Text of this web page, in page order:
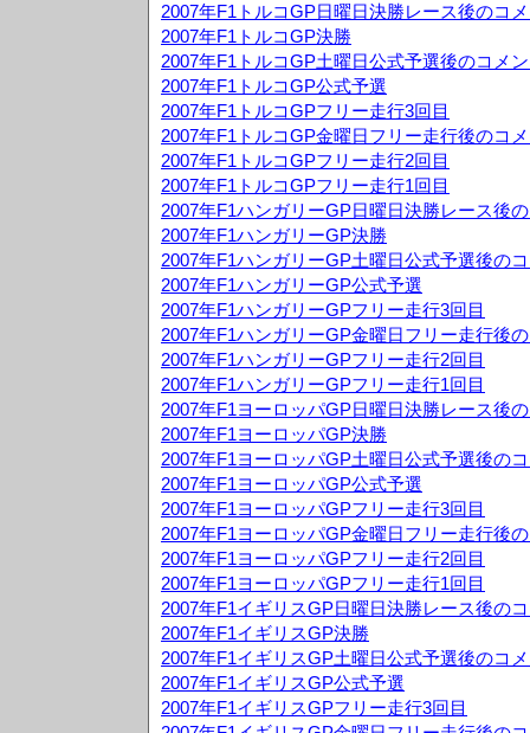
2007年F1トルコGP日曜日決勝レース後のコ
2007年F1トルコGP決勝
2007年F1トルコGP土曜日公式予選後のコメ
2007年F1トルコGP公式予選
2007年F1トルコGPフリー走行3回目
2007年F1トルコGP金曜日フリー走行後のコ
2007年F1トルコGPフリー走行2回目
2007年F1トルコGPフリー走行1回目
2007年F1ハンガリーGP日曜日決勝レース後
2007年F1ハンガリーGP決勝
2007年F1ハンガリーGP土曜日公式予選後の
2007年F1ハンガリーGP公式予選
2007年F1ハンガリーGPフリー走行3回目
2007年F1ハンガリーGP金曜日フリー走行後
2007年F1ハンガリーGPフリー走行2回目
2007年F1ハンガリーGPフリー走行1回目
2007年F1ヨーロッパGP日曜日決勝レース後
2007年F1ヨーロッパGP決勝
2007年F1ヨーロッパGP土曜日公式予選後の
2007年F1ヨーロッパGP公式予選
2007年F1ヨーロッパGPフリー走行3回目
2007年F1ヨーロッパGP金曜日フリー走行後
2007年F1ヨーロッパGPフリー走行2回目
2007年F1ヨーロッパGPフリー走行1回目
2007年F1イギリスGP日曜日決勝レース後の
2007年F1イギリスGP決勝
2007年F1イギリスGP土曜日公式予選後のコ
2007年F1イギリスGP公式予選
2007年F1イギリスGPフリー走行3回目